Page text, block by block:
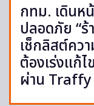
กทม. เดินห
ปลอดภัย “
เช็กลิสต์คว
ต้องเร่งแก้ไ
ผ่าน